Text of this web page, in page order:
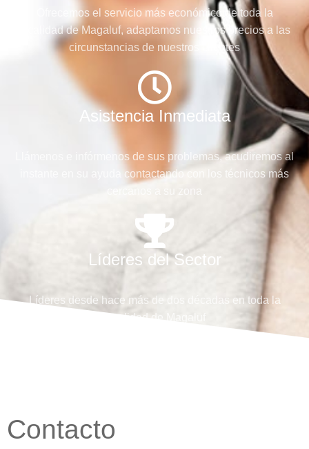
Ofrecemos el servicio más económico de toda la
localidad de Magaluf, adaptamos nuestros precios a las
circunstancias de nuestros clientes
Asistencia Inmediata
Llámenos e infórmenos de sus problemas, acudiremos al
instante en su ayuda contactando con los técnicos más
Líderes del Sector
Líderes desde hace más de dos décadas en toda la
localidad de Magaluf
Contacto